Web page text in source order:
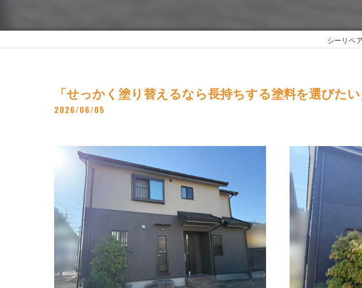
シーリペ
「せっかく塗り替えるなら長持ちする塗料を選びたい
2026/06/05